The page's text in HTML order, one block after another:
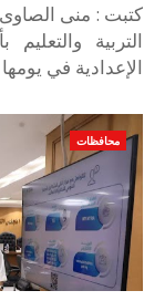
كتبت : منى
التربية
الإعدادية في
محافظات